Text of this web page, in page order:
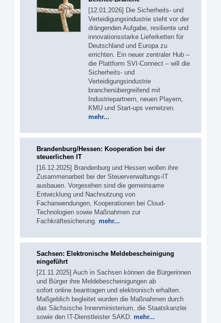
[12.01.2026] Die Sicherheits- und
Verteidigungsindustrie steht vor der
drängenden Aufgabe, resiliente und
innovationsstarke Lieferketten für
Deutschland und Europa zu
errichten. Ein neuer zentraler Hub –
die Plattform SVI-Connect – will die
Sicherheits- und
Verteidigungsindustrie
branchenübergreifend mit
Industriepartnern, neuen Playern,
KMU und Start-ups vernetzen.
mehr...
Brandenburg/Hessen: Kooperation bei der
steuerlichen IT
[16.12.2025] Brandenburg und Hessen wollen ihre
Zusammenarbeit bei der Steuerverwaltungs-IT
ausbauen. Vorgesehen sind die gemeinsame
Entwicklung und Nachnutzung von
Fachanwendungen, Kooperationen bei Cloud-
Technologien sowie Maßnahmen zur
Fachkräftesicherung. mehr...
Sachsen: Elektronische Meldebescheinigung
eingeführt
[21.11.2025] Auch in Sachsen können die Bürgerinnen
und Bürger ihre Meldebescheinigungen ab
sofort online beantragen und elektronisch erhalten.
Maßgeblich begleitet wurden die Maßnahmen durch
das Sächsische Innenministerium, die Staatskanzlei
sowie den IT-Dienstleister SAKD. mehr...